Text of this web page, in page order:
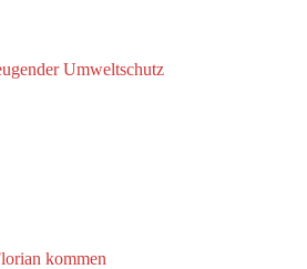
Umweltschutz
kommen